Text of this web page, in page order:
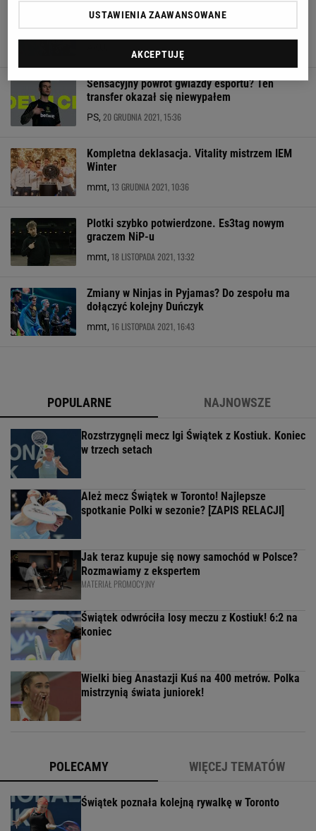
To nie był jego rok. Duński gwiazdor wypadł z
prestiżowego grona
Sensacyjny powrót gwiazdy esportu? Ten
transfer okazał się niewypałem
PS, 20 GRUDNIA 2021, 15:36
Kompletna deklasacja. Vitality mistrzem IEM
Winter
mmt, 13 GRUDNIA 2021, 10:36
Plotki szybko potwierdzone. Es3tag nowym
graczem NiP-u
mmt, 18 LISTOPADA 2021, 13:32
Zmiany w Ninjas in Pyjamas? Do zespołu ma
dołączyć kolejny Duńczyk
mmt, 16 LISTOPADA 2021, 16:43
POPULARNE NAJNOWSZE
Rozstrzygnęli mecz Igi Świątek z Kostiuk. Koniec
w trzech setach
Ależ mecz Świątek w Toronto! Najlepsze
spotkanie Polki w sezonie? [ZAPIS RELACJI]
Jak teraz kupuje się nowy samochód w Polsce?
Rozmawiamy z ekspertem
MATERIAŁ PROMOCYJNY
Świątek odwróciła losy meczu z Kostiuk! 6:2 na
koniec
Wielki bieg Anastazji Kuś na 400 metrów. Polka
mistrzynią świata juniorek!
POLECAMY WIĘCEJ TEMATÓW
Świątek poznała kolejną rywalkę w Toronto
USTAWIENIA ZAAWANSOWANE
AKCEPTUJĘ